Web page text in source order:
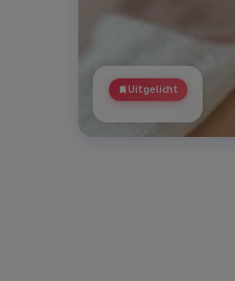
Uitgelicht